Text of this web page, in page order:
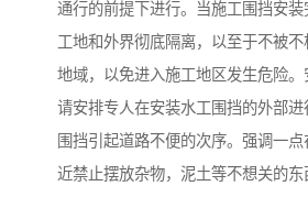
通行的前提下进行。当施工围挡安
工地和外界彻底隔离，以至于不被
地域，以免进入施工地区发生危险
请安排专人在安装水工围挡的外部
围挡引起道路不便的次序。强调一
近禁止摆放杂物，泥土等不想关的